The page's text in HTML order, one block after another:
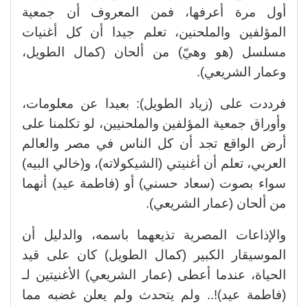
أول مرة أعرفها، فمن المعروف أن جمعية
المؤلفين والملحنين، تعلم جيدا أن كل أغنيات
مسلسل (هو وهيّ) من ألحان (كمال الطويل،
وعمار الشريعي).
فرددت على (زياد الطويل): بعيدا عن معلومات،
وأوراق جمعية المؤلفين والملحنيين، لو تكلمنا على
أرض الواقع تجد أن كل الناس في مصر والعالم
العربي، تعلم أن أغنيتي (الشيكولاته)، و(خالي البيه)
سواء بصوت (سعاد حسني) أو (فاطمة عيد) أنهما
من ألحان (عمار الشريعي).
والإذاعات المصرية تذيعهما باسمه، والدليل أن
الموسيقار الكبير (كمال الطويل) كان على قيد
الحياة، عندما أعطى (عمار الشريعي) الأغنيتين لـ
(فاطمة عيد)!.. ولم يتحدث ولم يعلن غضبه مما